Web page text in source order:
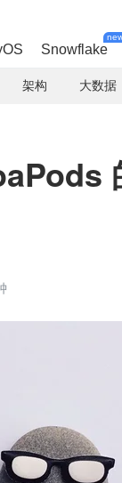
Snowflake
架构 大数据